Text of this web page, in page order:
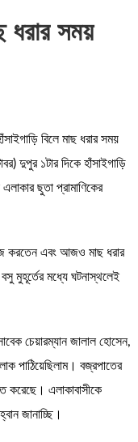
ধরার সময়
বিলে মাছ ধরার সময়
দুপুর ১টার দিকে হাঁসাইগাড়ি
ছুতা প্রামাণিকের
করতেন এবং আজও মাছ ধরার
মুহূর্তের মধ্যে ঘটনাস্থলেই
চেয়ারম্যান জালাল হোসেন,
পাঠিয়েছিলাম। বজ্রপাতের
করেছে। এলাকাবাসীকে
জানাচ্ছি।